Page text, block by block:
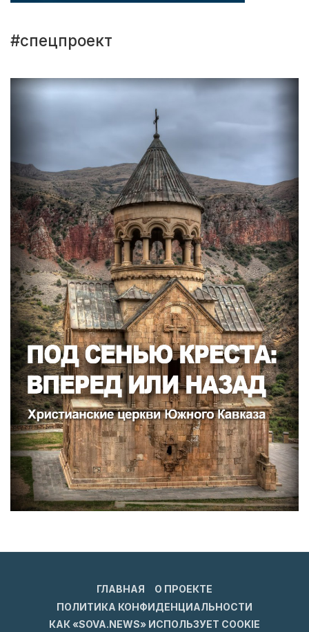
#спецпроект
ГЛАВНАЯ
О ПРОЕКТЕ
ПОЛИТИКА КОНФИДЕНЦИАЛЬНОСТИ
КАК «SOVA.NEWS» ИСПОЛЬЗУЕТ COOKIE